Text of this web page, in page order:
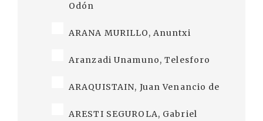
Odón
ARANA MURILLO, Anuntxi
Aranzadi Unamuno, Telesforo
ARAQUISTAIN, Juan Venancio de
ARESTI SEGUROLA, Gabriel